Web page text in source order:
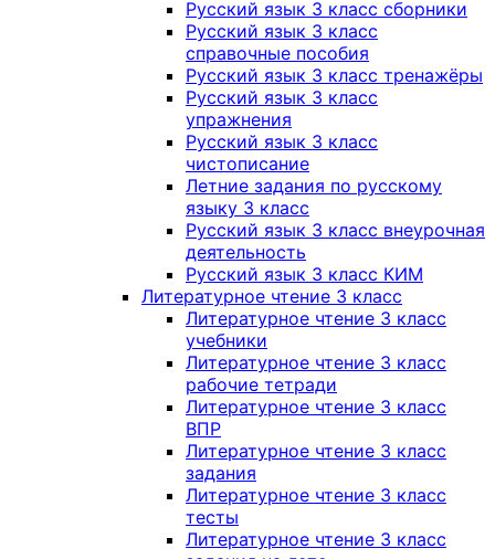
Русский язык 3 класс сборники
Русский язык 3 класс
справочные пособия
Русский язык 3 класс тренажёры
Русский язык 3 класс
упражнения
Русский язык 3 класс
чистописание
Летние задания по русскому
языку 3 класс
Русский язык 3 класс внеурочная
деятельность
Русский язык 3 класс КИМ
Литературное чтение 3 класс
Литературное чтение 3 класс
учебники
Литературное чтение 3 класс
рабочие тетради
Литературное чтение 3 класс
ВПР
Литературное чтение 3 класс
задания
Литературное чтение 3 класс
тесты
Литературное чтение 3 класс